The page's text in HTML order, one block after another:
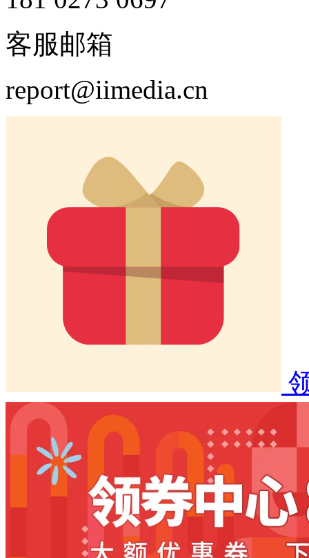
客服邮箱
report@iimedia.cn